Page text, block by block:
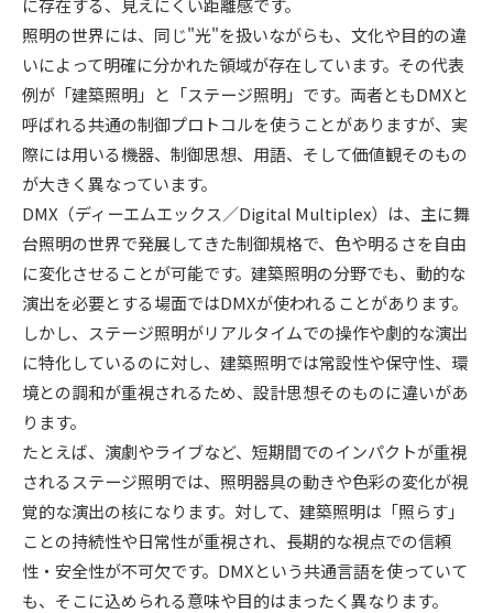
に存在する、見えにくい距離感です。
照明の世界には、同じ"光"を扱いながらも、文化や目的の違
いによって明確に分かれた領域が存在しています。その代表
例が「建築照明」と「ステージ照明」です。両者ともDMXと
呼ばれる共通の制御プロトコルを使うことがありますが、実
際には用いる機器、制御思想、用語、そして価値観そのもの
が大きく異なっています。
DMX（ディーエムエックス／Digital Multiplex）は、主に舞
台照明の世界で発展してきた制御規格で、色や明るさを自由
に変化させることが可能です。建築照明の分野でも、動的な
演出を必要とする場面ではDMXが使われることがあります。
しかし、ステージ照明がリアルタイムでの操作や劇的な演出
に特化しているのに対し、建築照明では常設性や保守性、環
境との調和が重視されるため、設計思想そのものに違いがあ
ります。
たとえば、演劇やライブなど、短期間でのインパクトが重視
されるステージ照明では、照明器具の動きや色彩の変化が視
覚的な演出の核になります。対して、建築照明は「照らす」
ことの持続性や日常性が重視され、長期的な視点での信頼
性・安全性が不可欠です。DMXという共通言語を使っていて
も、そこに込められる意味や目的はまったく異なります。